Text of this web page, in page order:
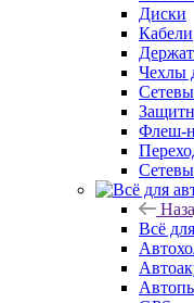
Диски
Кабели
Чехлы
Флеш-
Всё